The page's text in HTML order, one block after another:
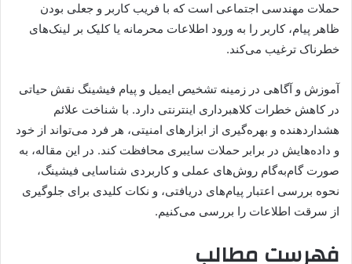
حملات مهندسی اجتماعی است که با فریب کاربر و جعلی بودن
ظاهر پیام، کاربر را به ورود اطلاعات محرمانه یا کلیک بر لینک‌های
خطرناک ترغیب می‌کند.
آموزش و آگاهی در زمینه تشخیص ایمیل و پیام فیشینگ نقش حیاتی
در کاهش خطرات کلاهبرداری اینترنتی دارد. با شناخت علائم
هشداردهنده و بهره‌گیری از ابزارهای امنیتی، هر فرد می‌تواند از خود
و داده‌هایش در برابر حملات سایبری محافظت کند. در این مقاله، به
صورت گام‌به‌گام روش‌های عملی و کاربردی شناسایی فیشینگ،
نحوه بررسی اعتبار پیام‌های دریافتی، و نکات کلیدی برای جلوگیری
از سرقت اطلاعات را بررسی می‌کنیم.
فهرست مطالب